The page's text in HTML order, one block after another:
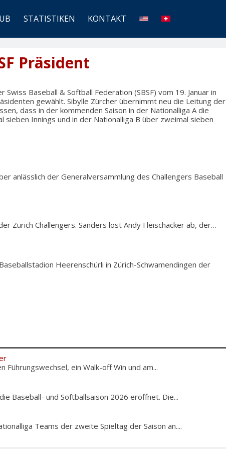
STATISTIKEN KONTAKT
Präsident
Baseball & Softball Federation (SBSF) vom 19. Januar in
gewählt. Sibylle Zürcher übernimmt neu die Leitung der
dass in der kommenden Saison in der Nationalliga A die
sieben Innings und in der Nationalliga B über zweimal sieben
anlässlich der Generalversammlung des Challengers Baseball
Zürich Challengers. Sanders löst Andy Fleischacker ab, der…
Heerenschürli in Zürich-Schwamendingen der
ein Walk-off Win und am...
Baseball- und Softballsaison 2026 eröffnet. Die...
Teams der zweite Spieltag der Saison an....